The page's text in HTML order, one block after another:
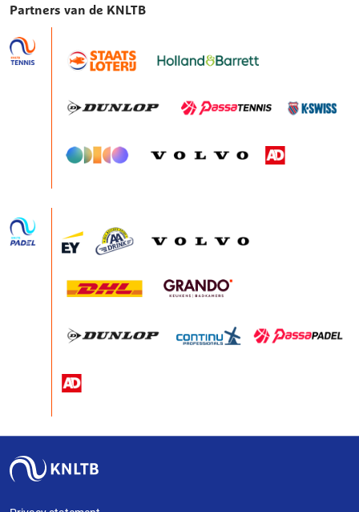
Partners van de KNLTB